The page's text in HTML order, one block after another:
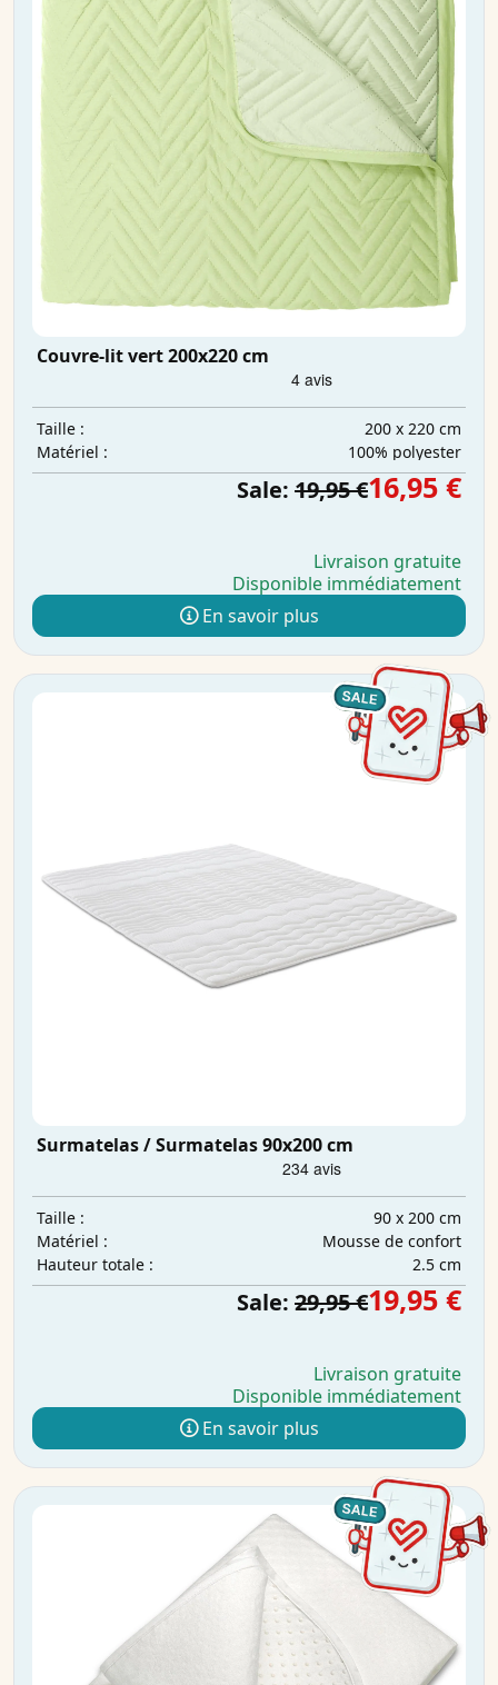
Couvre-lit vert 200x220 cm
Taille :
200 x 220 cm
Matériel :
100% polyester
Sale: 19,95 €16,95 €
Livraison gratuite
Disponible immédiatement
En savoir plus
Surmatelas / Surmatelas 90x200 cm
Taille :
90 x 200 cm
Matériel :
Mousse de confort
Hauteur totale :
2.5 cm
Sale: 29,95 €19,95 €
Livraison gratuite
Disponible immédiatement
En savoir plus